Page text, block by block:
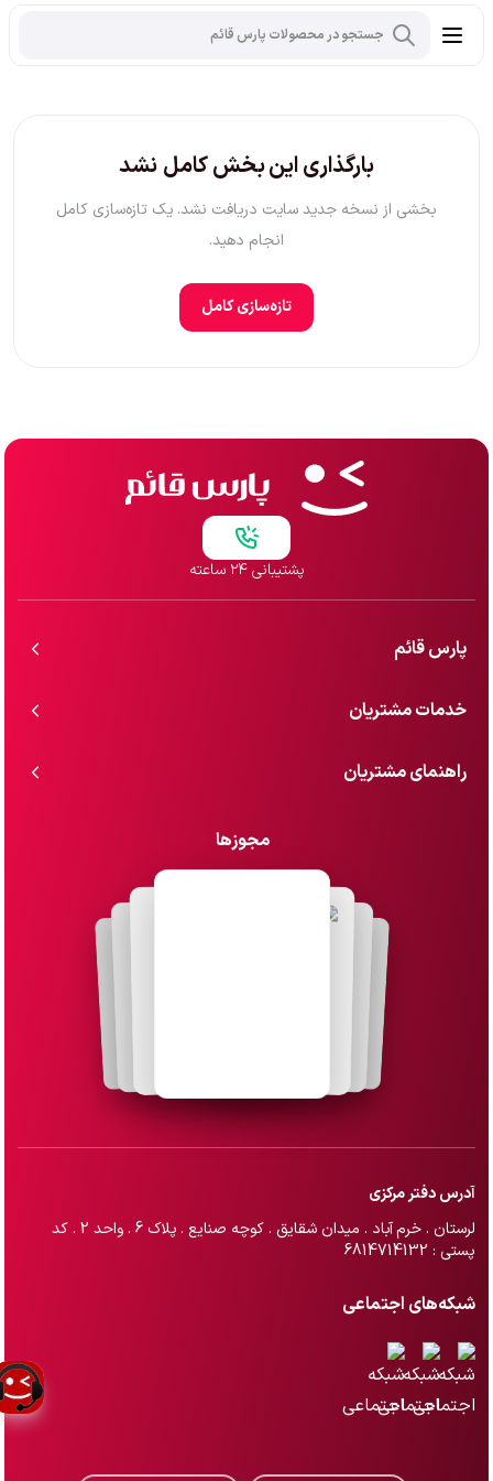
بارگذاری این بخش کامل نشد
بخشی از نسخه جدید سایت دریافت نشد. یک تازه‌سازی کامل
انجام دهید.
تازه‌سازی کامل
پشتیبانی ۲۴ ساعته
پارس قائم
خدمات مشتریان
راهنمای مشتریان
مجوزها
آدرس دفتر مرکزی
لرستان . خرم آباد . میدان شقایق . کوچه صنایع . پلاک 6 . واحد 2 . کد
پستی : 6814714132
شبکه‌های اجتماعی